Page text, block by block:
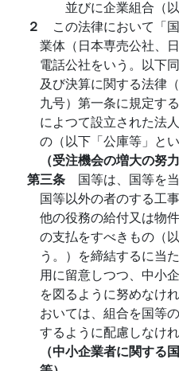
並びに企業組合（
２ この法律において「
業体（日本専売公社、
電話公社をいう。以下
及び決算に関する法律
九号）第一条に規定す
によつて設立された法
の（以下「公庫等」と
（受注機会の増大の努力
第三条 国等は、国等を
国等以外の者のする工
他の役務の給付又は物
の支払をすべきもの（
う。）を締結するに当
用に留意しつつ、中小
を図るように努めなけ
おいては、組合を国等
するように配慮しなけれ
（中小企業者に関する